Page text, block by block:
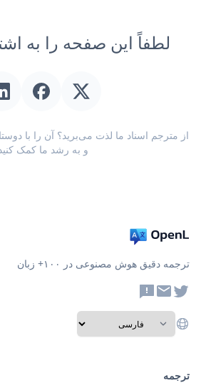
لطفاً این صفحه را به
از مترجم اسناد ما لذت می‌برید؟ آن را با
و به رشد ما کمک
ترجمه دقیق هوش مصنوعی در ۱۰۰+ زبان
ترجمه